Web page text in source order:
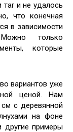
таr и не удалось
что конечная
в зависимости
только
которые
вариантов уже
ценой. Нам
с деревянной
на фоне
другие примеры